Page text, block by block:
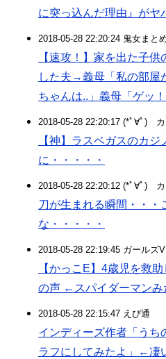
に突っ込んだ理由』がヤ
2018-05-28 22:20:24 鬼女まと
【速攻！】家を出た子
した夫→義母「私の部屋
ちゃんは..」義母「ゲッ
2018-05-28 22:20:17 (*ﾟ∀ﾟ)ゞ
【神】ラスベガスのカ
に・・・・・
2018-05-28 22:20:12 (*ﾟ∀ﾟ)ゞ
刀が生まれる瞬間・・・
な・・・・・
2018-05-28 22:19:45 ガールズ
【かっこE】4歳児を救
の声 ←スパイダーマンみ
2018-05-28 22:15:47 えび通
インディーズ作者「うち
ラフにしてみたよ」←凄